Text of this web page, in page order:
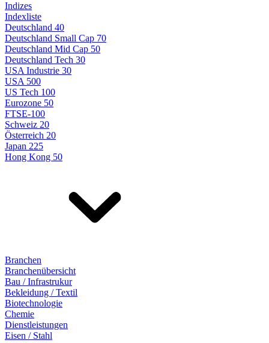
Indizes
Indexliste
Deutschland 40
Deutschland Small Cap 70
Deutschland Mid Cap 50
Deutschland Tech 30
USA Industrie 30
USA 500
US Tech 100
Eurozone 50
FTSE-100
Schweiz 20
Österreich 20
Japan 225
Hong Kong 50
Branchen
Branchenübersicht
Bau / Infrastrukur
Bekleidung / Textil
Biotechnologie
Chemie
Dienstleistungen
Eisen / Stahl